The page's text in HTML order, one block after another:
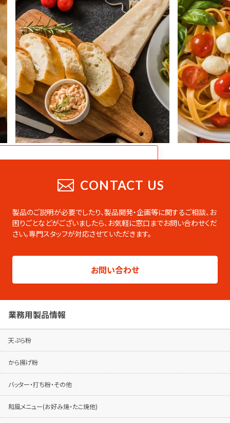
業務用総合カタログ
です。PDFのダウンロードやページの印刷な
ども可能です。
製品シリーズ毎のパンフレットは専用ページ
パンフレットはこちらから
CONTACT US
製品のご説明が必要でしたり、製品開発・企画等に関するご相談、お
困りごとなどがございましたら、 お気軽に窓口までお問い合わせくだ
さい。専門スタッフが対応させていただきます。
お問い合わせ
業務用製品情報
天ぷら粉
から揚げ粉
バッター・打ち粉・その他
和風メニュー(お好み焼・たこ焼他)